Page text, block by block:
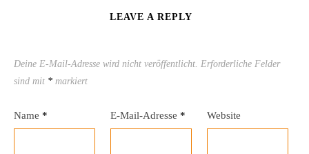
LEAVE A REPLY
Deine E-Mail-Adresse wird nicht veröffentlicht. Erforderliche Felder
sind mit * markiert
Name * E-Mail-Adresse * Website